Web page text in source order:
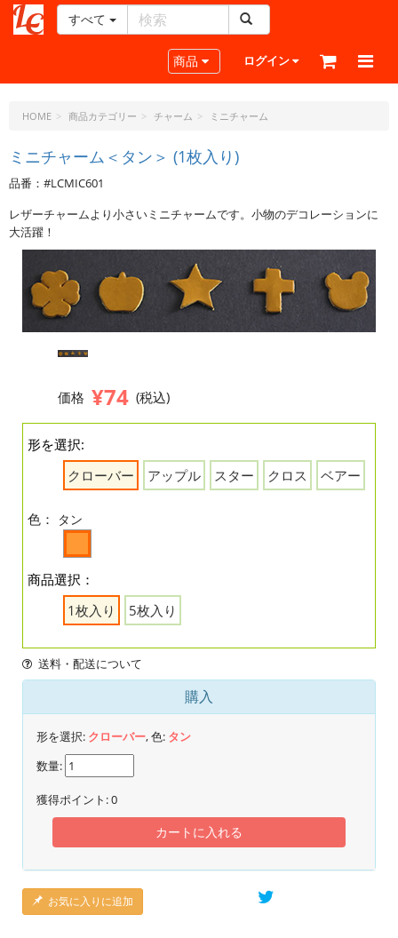
ー
ラ
ト・
ド
ッ
ト・
ジ
ェ
ピ
すべて
Toggle navigation
商品 ログイン
HOME 商品カテゴリー チャーム ミニチャーム
ミニチャーム＜タン＞ (1枚入り)
品番：#LCMIC601
レザーチャームより小さいミニチャームです。小物のデコレーションに
大活躍！
価格 ¥74 (税込)
形を選択:
クローバー
アップル スター クロス ベアー
色： タン
商品選択：
1枚入り
5枚入り
送料・配送について
購入
形を選択: クローバー, 色: タン
数量:
獲得ポイント:0
カートに入れる
お気に入りに追加